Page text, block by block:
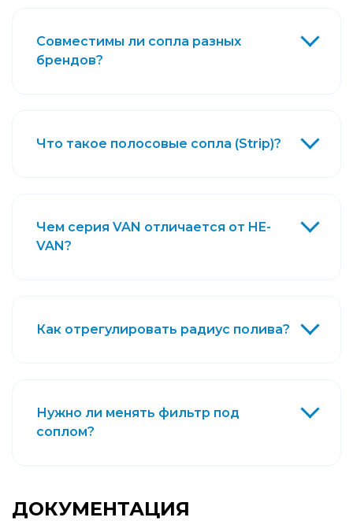
Совместимы ли сопла разных
брендов?
Что такое полосовые сопла (Strip)?
Чем серия VAN отличается от HE-
VAN?
Как отрегулировать радиус полива?
Нужно ли менять фильтр под
соплом?
ДОКУМЕНТАЦИЯ